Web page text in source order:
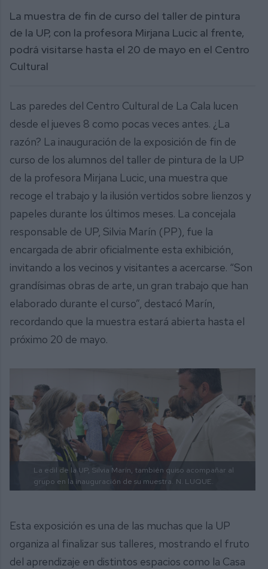
La muestra de fin de curso del taller de pintura
de la UP, con la profesora Mirjana Lucic al frente,
podrá visitarse hasta el 20 de mayo en el Centro
Cultural
Las paredes del Centro Cultural de La Cala lucen
desde el jueves 8 como pocas veces antes. ¿La
razón? La inauguración de la exposición de fin de
curso de los alumnos del taller de pintura de la UP
de la profesora Mirjana Lucic, una muestra que
recoge el trabajo y la ilusión vertidos sobre lienzos y
papeles durante los últimos meses. La concejala
responsable de UP, Silvia Marín (PP), fue la
encargada de abrir oficialmente esta exhibición,
invitando a los vecinos y visitantes a acercarse. “Son
grandísimas obras de arte, un gran trabajo que han
elaborado durante el curso”, destacó Marín,
recordando que la muestra estará abierta hasta el
próximo 20 de mayo.
La edil de la UP, Silvia Marín, también quiso acompañar al
grupo en la inauguración de su muestra. N. LUQUE.
Esta exposición es una de las muchas que la UP
organiza al finalizar sus talleres, mostrando el fruto
del aprendizaje en distintos espacios como la Casa